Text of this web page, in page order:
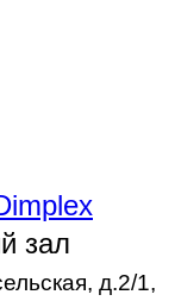
зал
д.2/1,